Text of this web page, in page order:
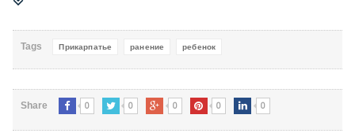
Tags Прикарпатье ранение ребенок
Share 0 0 0 0 0